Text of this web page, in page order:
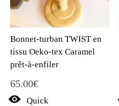
Bonnet-turban TWIST en
tissu Oeko-tex Caramel
prêt-à-enfiler
65.00€
Quick